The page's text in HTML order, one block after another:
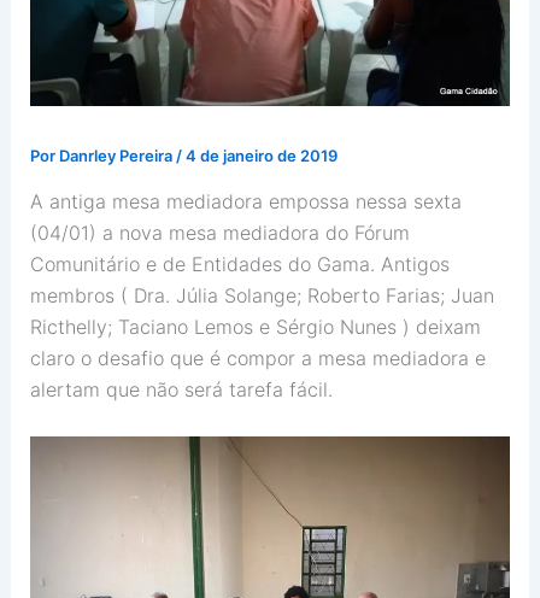
Por Danrley Pereira /4 de janeiro de 2019
A antiga mesa mediadora empossa nessa sexta
(04/01) a nova mesa mediadora do Fórum
Comunitário e de Entidades do Gama. Antigos
membros ( Dra. Júlia Solange; Roberto Farias; Juan
Ricthelly; Taciano Lemos e Sérgio Nunes ) deixam
claro o desafio que é compor a mesa mediadora e
alertam que não será tarefa fácil.